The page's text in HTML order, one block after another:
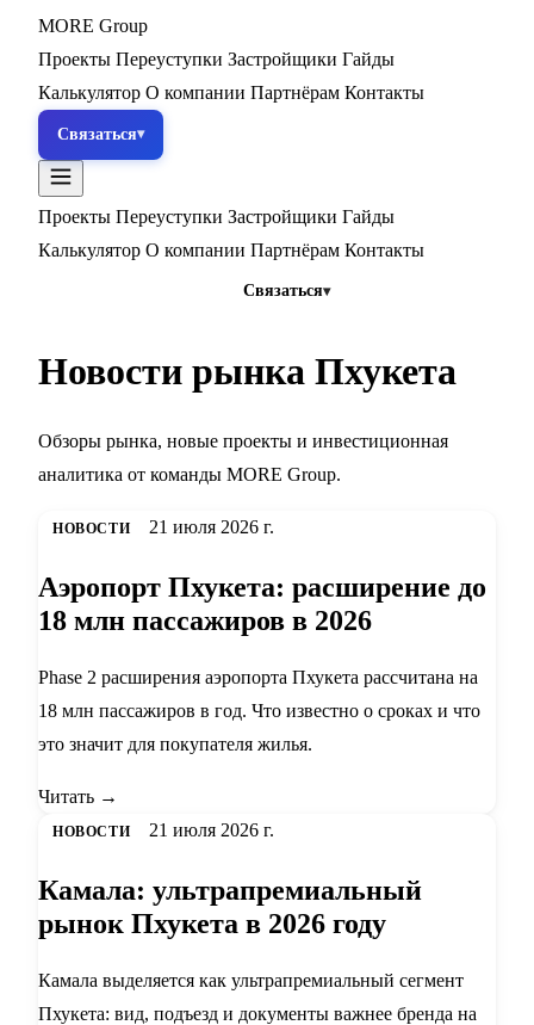
MORE Group
Проекты Переуступки Застройщики Гайды
Калькулятор О компании Партнёрам Контакты
Связаться
Проекты Переуступки Застройщики Гайды
Калькулятор О компании Партнёрам Контакты
Связаться
Новости рынка Пхукета
Обзоры рынка, новые проекты и инвестиционная
аналитика от команды MORE Group.
НОВОСТИ 21 июля 2026 г.
Аэропорт Пхукета: расширение до
18 млн пассажиров в 2026
Phase 2 расширения аэропорта Пхукета рассчитана на
18 млн пассажиров в год. Что известно о сроках и что
это значит для покупателя жилья.
Читать →
НОВОСТИ 21 июля 2026 г.
Камала: ультрапремиальный
рынок Пхукета в 2026 году
Камала выделяется как ультрапремиальный сегмент
Пхукета: вид, подъезд и документы важнее бренда на